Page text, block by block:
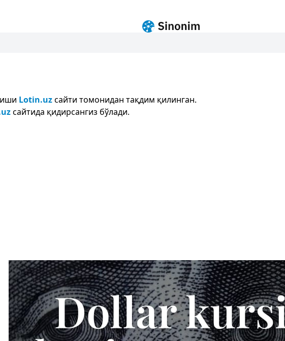
Lotin.uzсайти томонидан тақдим қилинган.
сайтида қидирсангиз бўлади.